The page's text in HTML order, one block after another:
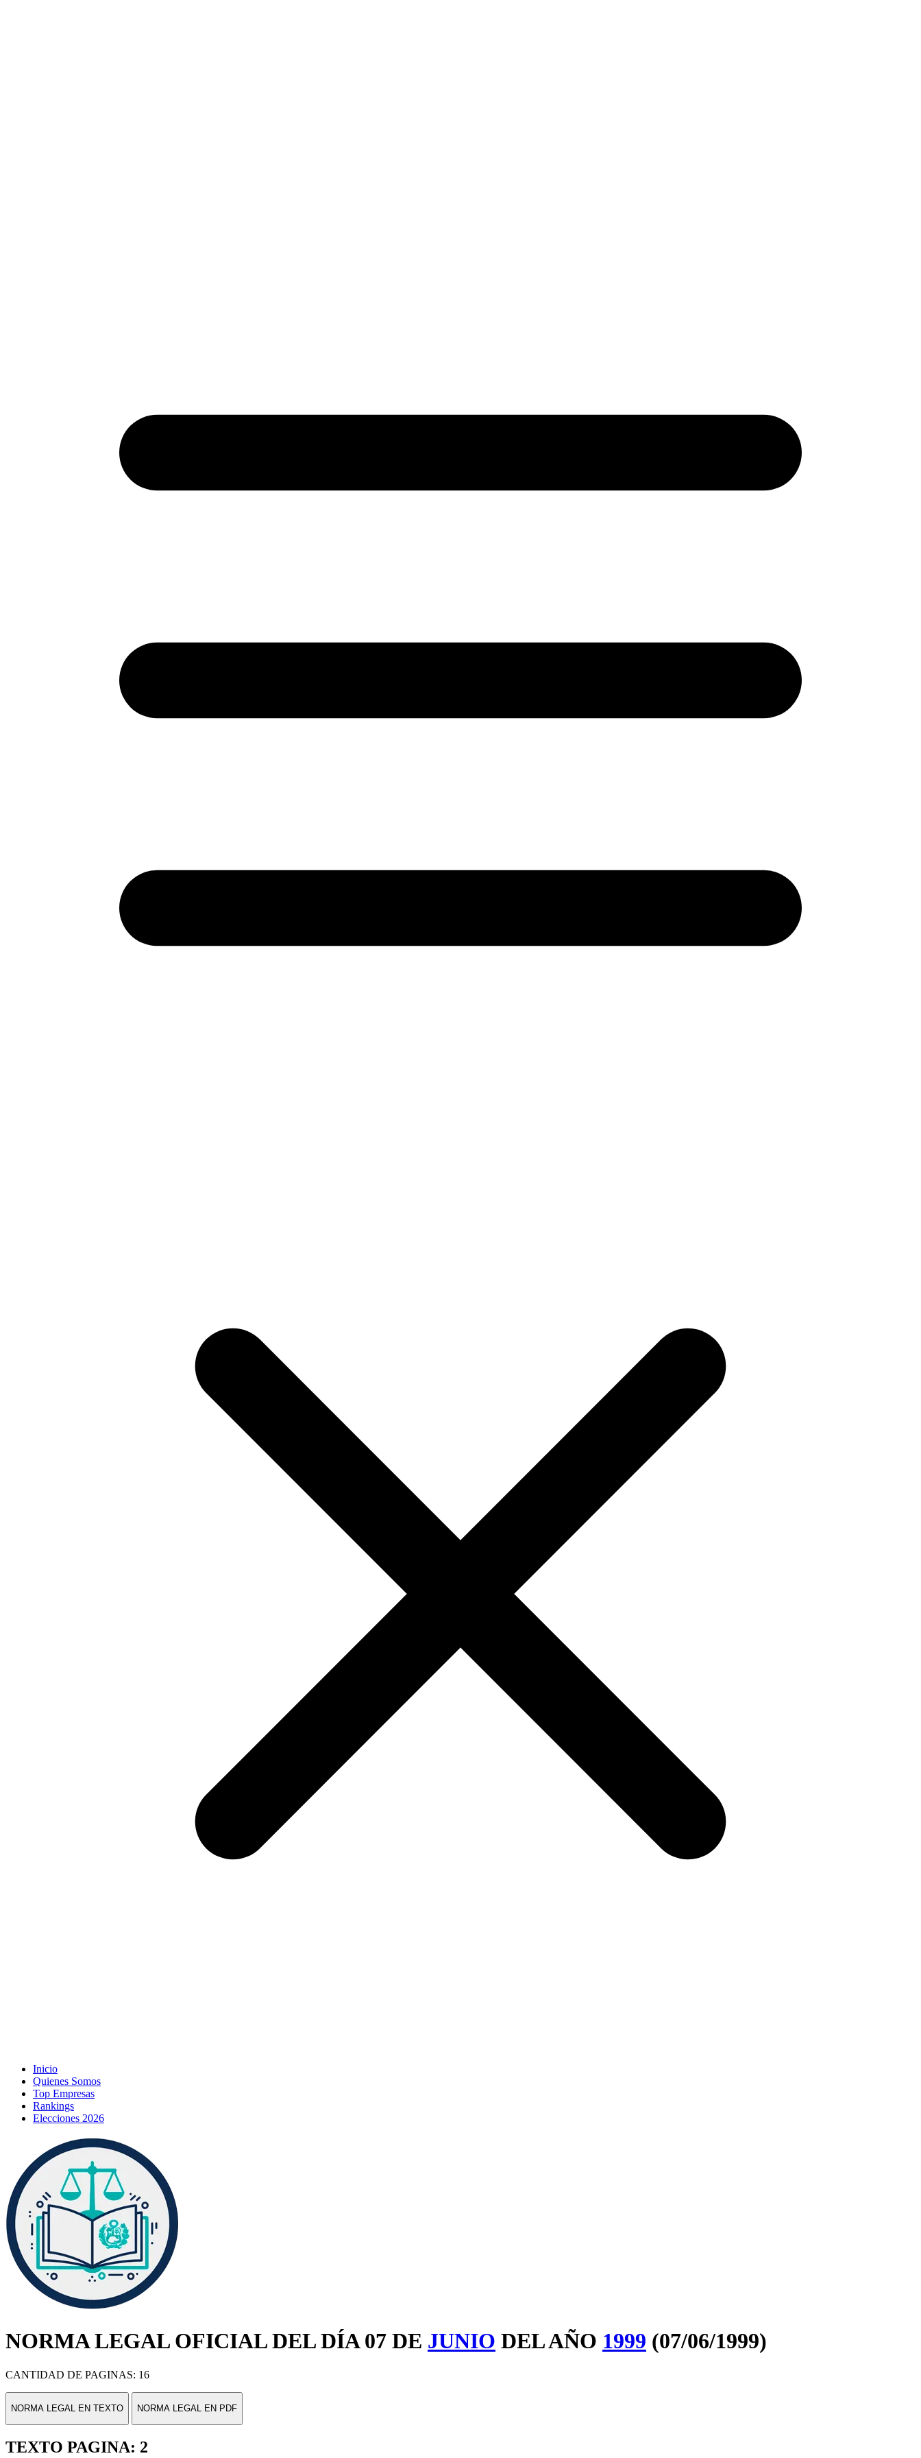
Inicio
Quienes Somos
Top Empresas
Rankings
Elecciones 2026
NORMA LEGAL OFICIAL DEL DÍA 07 DE JUNIO DEL AÑO 1999 (07/06/1999)
CANTIDAD DE PAGINAS: 16
NORMA LEGAL EN TEXTO NORMA LEGAL EN PDF
TEXTO PAGINA: 2